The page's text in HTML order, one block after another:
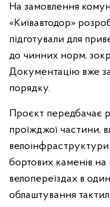
На замовлення
«Київавтодор»
підготували для
до чинних норм,
Документацію вже
порядку.
Проєкт передбачає
проїжджої частини,
бортових каменів на
велопереїздах в
облаштування